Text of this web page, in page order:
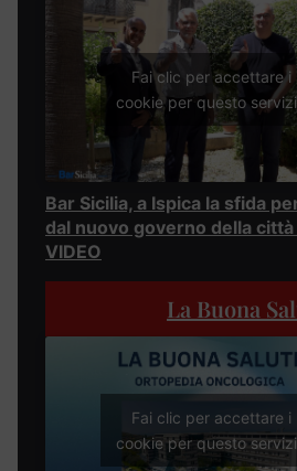
Fai clic per accettare i
cookie per questo
Bar Sicilia, a Ispica la sfida
dal nuovo governo della città
VIDEO
La Buona
Fai clic per accettare i
cookie per questo